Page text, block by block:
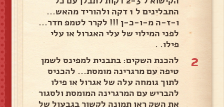
התבלינים ל 1 דקה ולהוריד מהאש...
ו-ז-ה מ-ו-כ-ן !!! לקרר לטמפ חדר...
לפני המילוי של עלי האגרול או עלי
פילו. .
2
להכנת השקים: בתבנית למפינס לשמן
טיפה עם מרגרינה מומסת... להכניס
לתוך גומחה עלה של אגרול או פילו
להבריש עם המרגרינה המומסת ולסגור
את השק ראו תמונה לקשור בגבעול של